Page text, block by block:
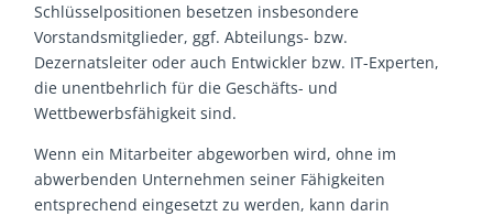
Schlüsselpositionen besetzen insbesondere
Vorstandsmitglieder, ggf. Abteilungs- bzw.
Dezernatsleiter oder auch Entwickler bzw. IT-Experten,
die unentbehrlich für die Geschäfts- und
Wettbewerbsfähigkeit sind.
Wenn ein Mitarbeiter abgeworben wird, ohne im
abwerbenden Unternehmen seiner Fähigkeiten
entsprechend eingesetzt zu werden, kann darin